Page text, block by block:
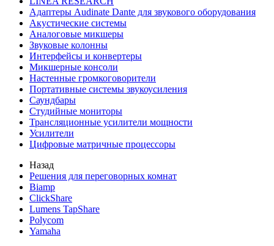
Адаптеры Audinate Dante для звукового оборудования
Акустические системы
Аналоговые микшеры
Звуковые колонны
Интерфейсы и конвертеры
Микшерные консоли
Настенные громкоговорители
Портативные системы звукоусиления
Саундбары
Студийные мониторы
Трансляционные усилители мощности
Усилители
Цифровые матричные процессоры
Назад
Решения для переговорных комнат
Biamp
ClickShare
Lumens TapShare
Polycom
Yamaha